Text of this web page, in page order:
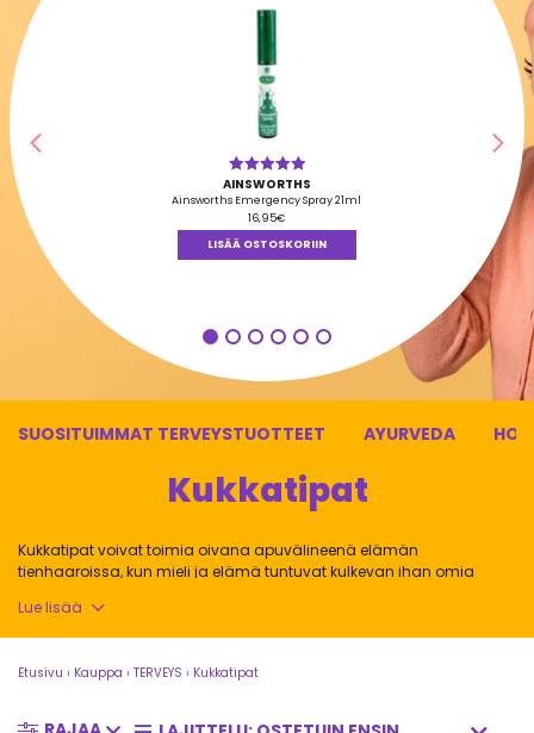
Arvostelu
tuotteesta:
5.00/ 5
AINSWORTHS
Ainsworths Emergency Spray 21ml
16,95€
LISÄÄ OSTOSKORIIN
Edellinen
SUOSITUIMMAT TERVEYSTUOTTEET AYURVEDA
Kukkatipat
Kukkatipat voivat toimia oivana apuvälineenä elämän
tienhaaroissa, kun mieli ja elämä tuntuvat kulkevan ihan omia
valikoiman kukkatippasekoituksia sekä yksittäisiä kukkatippoja
tueksi erilaisiin elämän ongelmatilanteisiin.
Lue lisää
Etusivu › Kauppa › TERVEYS › Kukkatipat